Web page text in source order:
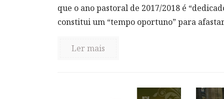
que o ano pastoral de 2017/2018 é
constitui um “tempo oportuno” para
Ler mais